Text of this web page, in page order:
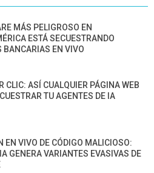
MÁS PELIGROSO EN
ESTÁ SECUESTRANDO
BANCARIAS EN VIVO
CLIC: ASÍ CUALQUIER PÁGINA WEB
TU AGENTES DE IA
EN VIVO DE CÓDIGO MALICIOSO:
GENERA VARIANTES EVASIVAS DE